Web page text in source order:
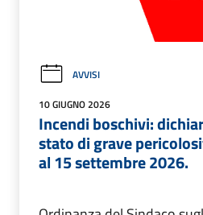
AVVISI
10 GIUGNO 2026
Incendi boschivi:
stato di grave
al 15 settembre 2026.